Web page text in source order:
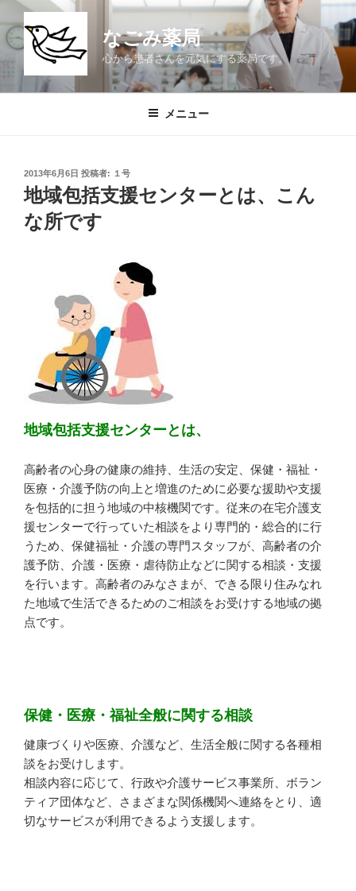
ン
テ
なごみ薬局
心から患者さんを元気にする薬局です。
メニュー
投
稿
日:
2013年6月6日 投稿者: １号
地域包括支援センターとは、こん
な所です
地域包括支援センターとは、
高齢者の心身の健康の維持、生活の安定、保健・福祉・
医療・介護予防の向上と増進のために必要な援助や支援
を包括的に担う地域の中核機関です。従来の在宅介護支
援センターで行っていた相談をより専門的・総合的に行
うため、保健福祉・介護の専門スタッフが、高齢者の介
護予防、介護・医療・虐待防止などに関する相談・支援
を行います。高齢者のみなさまが、できる限り住みなれ
た地域で生活できるためのご相談をお受けする地域の拠
点です。
保健・医療・福祉全般に関する相談
健康づくりや医療、介護など、生活全般に関する各種相
談をお受けします。
相談内容に応じて、行政や介護サービス事業所、ボラン
ティア団体など、さまざまな関係機関へ連絡をとり、適
切なサービスが利用できるよう支援します。